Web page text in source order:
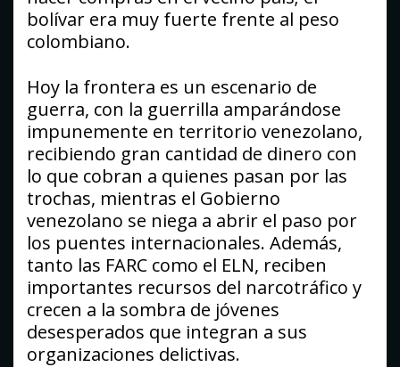
bolívar era muy fuerte frente al peso
colombiano.
Hoy la frontera es un escenario de
guerra, con la guerrilla amparándose
impunemente en territorio venezolano,
recibiendo gran cantidad de dinero con
lo que cobran a quienes pasan por las
trochas, mientras el Gobierno
venezolano se niega a abrir el paso por
los puentes internacionales. Además,
tanto las FARC como el ELN, reciben
importantes recursos del narcotráfico y
crecen a la sombra de jóvenes
desesperados que integran a sus
organizaciones delictivas.